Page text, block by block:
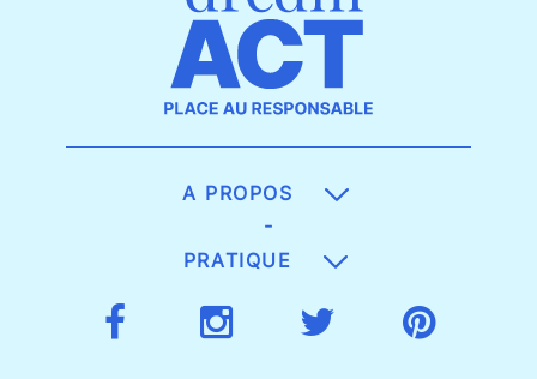
A PROPOS
-
PRATIQUE